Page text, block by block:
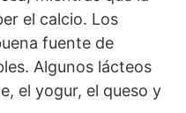
el calcio. Los
fuente de
Algunos lácteos
el yogur, el queso y